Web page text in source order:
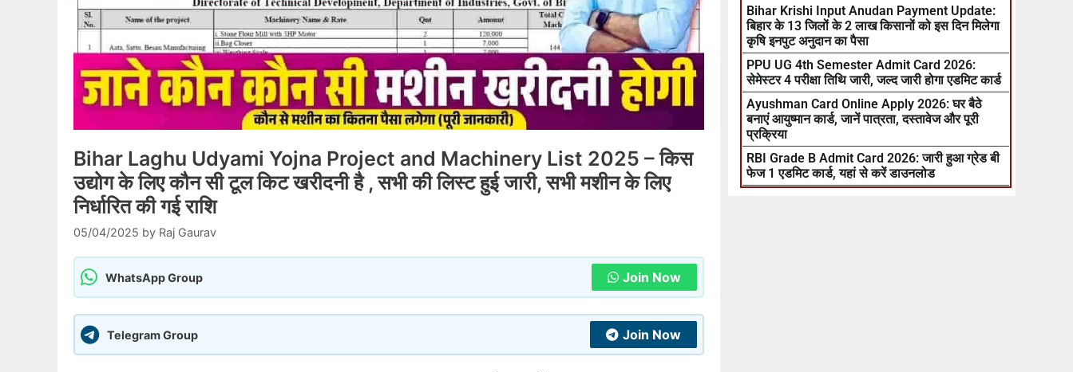
Bihar Laghu Udyami Yojna Project and Machinery List 2025 – किस
उद्योग के लिए कौन सी टूल किट खरीदनी है , सभी की लिस्ट हुई जारी, सभी मशीन के लिए
निर्धारित की गई राशि
05/04/2025 by Raj Gaurav
WhatsApp Group Join Now
Telegram Group Join Now
Bihar Krishi Input Anudan Payment Update:
बिहार के 13 जिलों के 2 लाख किसानों को इस दिन मिलेगा
कृषि इनपुट अनुदान का पैसा
PPU UG 4th Semester Admit Card 2026:
सेमेस्टर 4 परीक्षा तिथि जारी, जल्द जारी होगा एडमिट कार्ड
Ayushman Card Online Apply 2026: घर बैठे
बनाएं आयुष्मान कार्ड, जानें पात्रता, दस्तावेज और पूरी
प्रक्रिया
RBI Grade B Admit Card 2026: जारी हुआ ग्रेड बी
फेज 1 एडमिट कार्ड, यहां से करें डाउनलोड